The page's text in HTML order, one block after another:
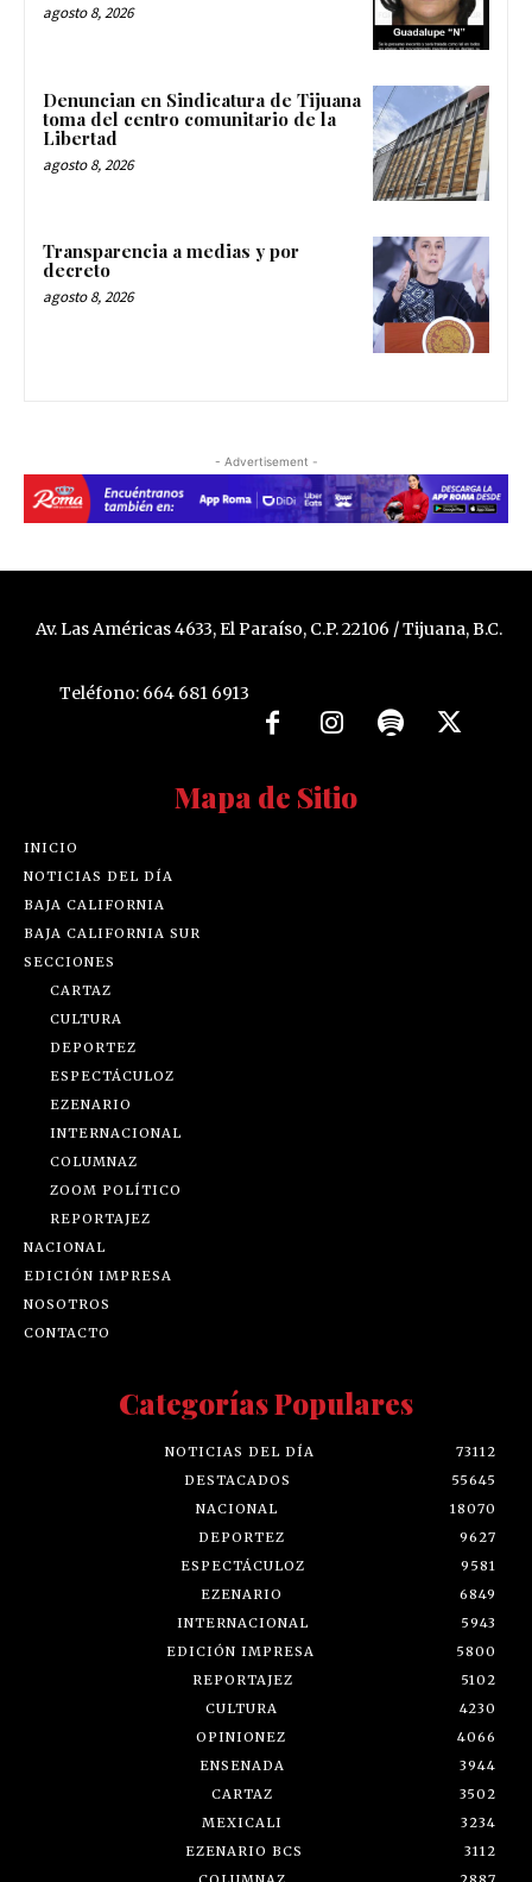
agosto 8, 2026
Denuncian en Sindicatura de Tijuana
toma del centro comunitario de la
Libertad
agosto 8, 2026
Transparencia a medias y por
decreto
agosto 8, 2026
- Advertisement -
Av. Las Américas 4633, El Paraíso, C.P. 22106 / Tijuana, B.C.
Teléfono: 664 681 6913
Mapa de Sitio
INICIO
NOTICIAS DEL DÍA
BAJA CALIFORNIA
BAJA CALIFORNIA SUR
SECCIONES
CARTAZ
CULTURA
DEPORTEZ
ESPECTÁCULOZ
EZENARIO
INTERNACIONAL
COLUMNAZ
ZOOM POLÍTICO
REPORTAJEZ
NACIONAL
EDICIÓN IMPRESA
NOSOTROS
CONTACTO
Categorías Populares
NOTICIAS DEL DÍA
73112
DESTACADOS
55645
NACIONAL
18070
DEPORTEZ
9627
ESPECTÁCULOZ
9581
EZENARIO
6849
INTERNACIONAL
5943
EDICIÓN IMPRESA
5800
REPORTAJEZ
5102
CULTURA
4230
OPINIONEZ
4066
ENSENADA
3944
CARTAZ
3502
MEXICALI
3234
EZENARIO BCS
3112